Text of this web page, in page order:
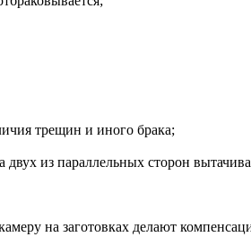
трещин и иного брака;
двух из параллельных сторон
на заготовках делают